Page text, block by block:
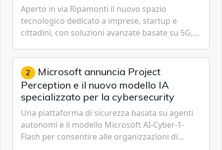
Aperto in via Ripamonti il nuovo spazio
tecnologico dedicato a imprese, startup e
cittadini, con soluzioni avanzate basate su 5G,
Cybersecurity.
2 Microsoft annuncia Project
Perception e il nuovo modello IA
specializzato per la cybersecurity
Una piattaforma di sicurezza basata su agenti
autonomi e il modello Microsoft AI-Cyber-1-
Flash per consentire alle organizzazioni di